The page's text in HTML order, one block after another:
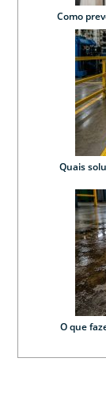
Como
Quais
O que